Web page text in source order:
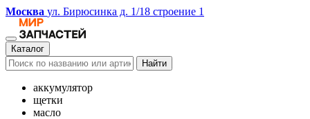
Москва ул. Бирюсинка д. 1/18 строение 1
Каталог
Найти
аккумулятор
щетки
масло